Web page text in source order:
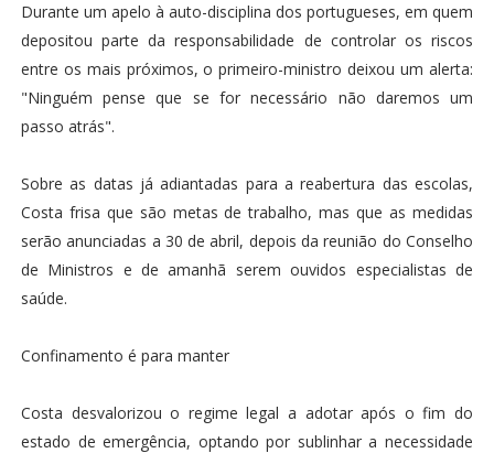
Durante um apelo à auto-disciplina dos portugueses, em quem
depositou parte da responsabilidade de controlar os riscos
entre os mais próximos, o primeiro-ministro deixou um alerta:
"Ninguém pense que se for necessário não daremos um
passo atrás".
Sobre as datas já adiantadas para a reabertura das escolas,
Costa frisa que são metas de trabalho, mas que as medidas
serão anunciadas a 30 de abril, depois da reunião do Conselho
de Ministros e de amanhã serem ouvidos especialistas de
saúde.
Confinamento é para manter
Costa desvalorizou o regime legal a adotar após o fim do
estado de emergência, optando por sublinhar a necessidade